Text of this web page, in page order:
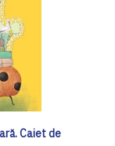
Caiet de